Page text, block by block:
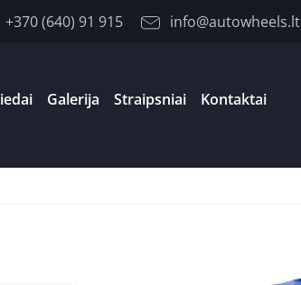
+370 (640) 91 915 info@autowheels.lt
Galerija Straipsniai Kontaktai